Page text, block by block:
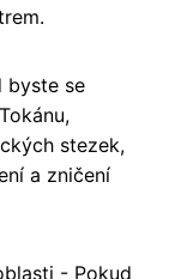
byste se
stezek,
a zničení
- Pokud